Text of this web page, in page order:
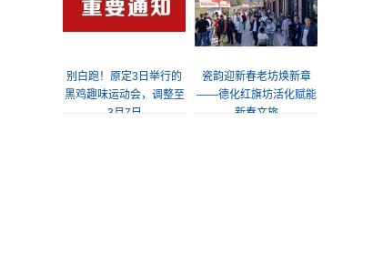
别白跑！原定3日举行的
黑鸡趣味运动会，调整至
3月7日
瓷韵迎新春老坊焕新章
——德化红旗坊活化赋能
新春文旅